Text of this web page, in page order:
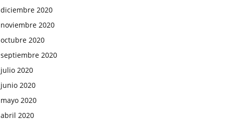
diciembre 2020
noviembre 2020
octubre 2020
septiembre 2020
julio 2020
junio 2020
mayo 2020
abril 2020